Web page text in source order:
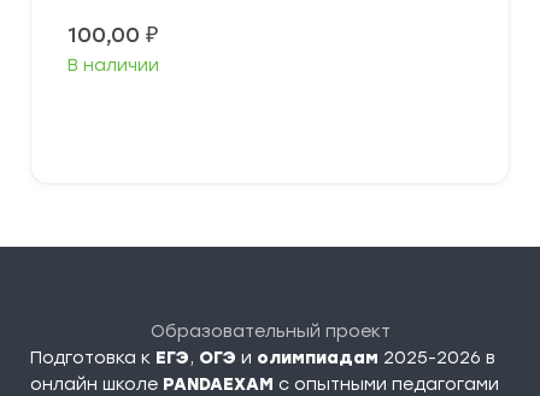
100,00 ₽
В наличии
Образовательный проект
Подготовка к ЕГЭ, ОГЭ и олимпиадам 2025-2026 в
онлайн школе PANDAEXAM c опытными педагогами